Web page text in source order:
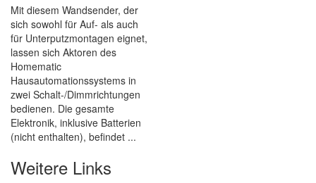
Mit diesem Wandsender, der
sich sowohl für Auf- als auch
für Unterputzmontagen eignet,
lassen sich Aktoren des
Homematic
Hausautomationssystems in
zwei Schalt-/Dimmrichtungen
bedienen. Die gesamte
Elektronik, inklusive Batterien
(nicht enthalten), befindet ...
Weitere Links